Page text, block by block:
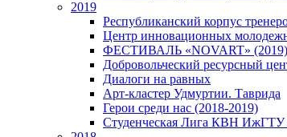
2019
Республиканский корпус
Центр инновационных
ФЕСТИВАЛЬ «NOVART» (2019)
Добровольческий ресурсный
Диалоги на равных
Арт-кластер Удмуртии. Таврида
Герои среди нас (2018-2019)
Студенческая Лига КВН